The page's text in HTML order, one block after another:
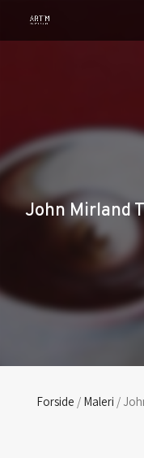
John Mirland
Forside / Maleri /